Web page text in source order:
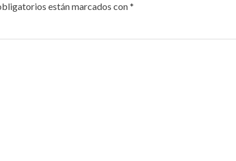
están marcados con*